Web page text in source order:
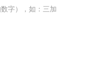
字），如：三加